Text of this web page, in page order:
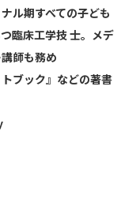
ル期すべての子ども
臨床工学技 士。メデ
師も務め
ブック』 などの著書